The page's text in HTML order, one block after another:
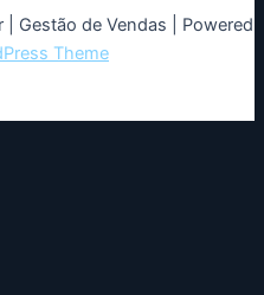
Gestão de Vendas | Powered
Theme